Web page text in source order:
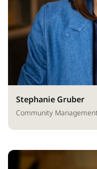
Stephanie Gruber
Community